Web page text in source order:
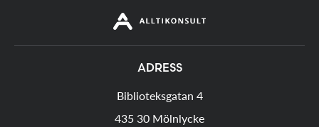
ADRESS
Biblioteksgatan 4
435 30 Mölnlycke